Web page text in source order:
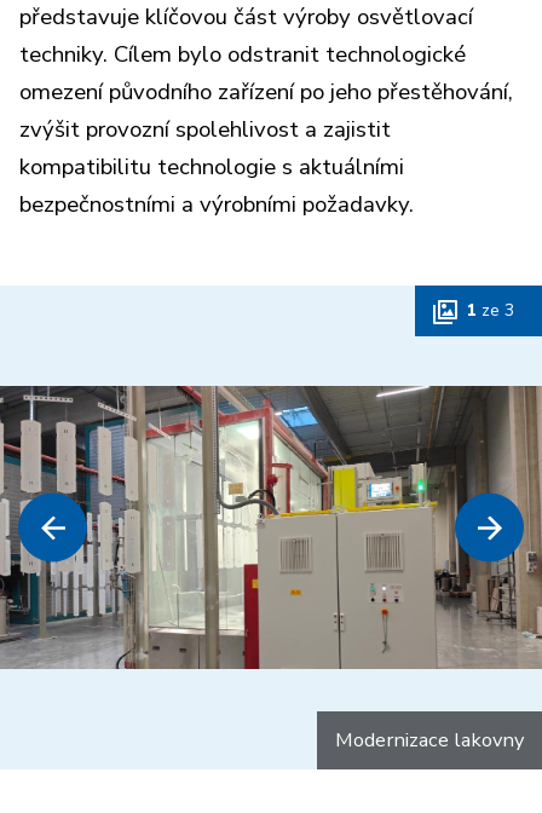
představuje klíčovou část výroby osvětlovací
techniky. Cílem bylo odstranit technologické
omezení původního zařízení po jeho přestěhování,
zvýšit provozní spolehlivost a zajistit
kompatibilitu technologie s aktuálními
bezpečnostními a výrobními požadavky.
1 ze 3
Modernizace lakovny